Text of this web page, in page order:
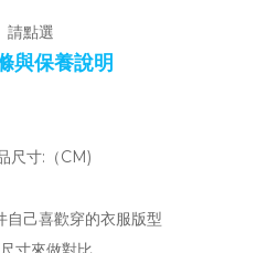
請點選
與保養說明
尺寸:（CM)
自己喜歡穿的衣服版型